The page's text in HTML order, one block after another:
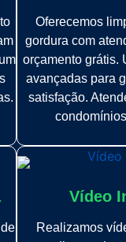
Oferecemos
gordura com
orçamento grátis.
avançadas para
satisfação.
Vídeo
Realizamos